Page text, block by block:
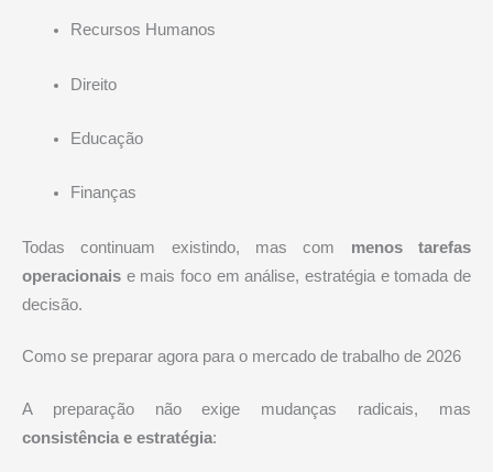
Recursos Humanos
Direito
Educação
Finanças
Todas continuam existindo, mas com menos tarefas
operacionais e mais foco em análise, estratégia e tomada de
decisão.
Como se preparar agora para o mercado de trabalho de 2026
A preparação não exige mudanças radicais, mas
consistência e estratégia: